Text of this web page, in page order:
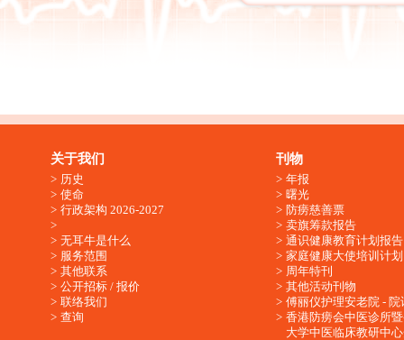
关于我们
历史
使命
行政架构 2026-2027
无耳牛是什么
服务范围
其他联系
公开招标 / 报价
联络我们
查询
刊物
年报
曙光
防痨慈善票
卖旗筹款报告
通识健康教育计划报告
家庭健康大使培训计划
周年特刊
其他活动刊物
傅丽仪护理安老院 - 院
香港防痨会中医诊所
大学中医临床教研中